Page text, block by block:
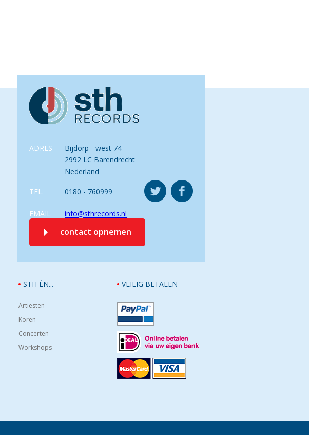
ADRES
Bijdorp - west 74
2992 LC Barendrecht
Nederland
TEL. 0180 - 760999
EMAIL info@sthrecords.nl
contact opnemen
VEILIG BETALEN
STH ÉN...
Artiesten
Koren
Concerten
Workshops